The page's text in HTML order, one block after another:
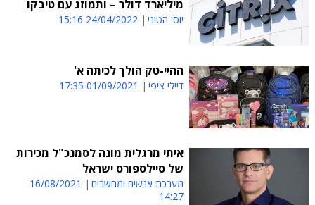
מיליארד דולר – ותמוזג עם טיבקו
יוסי הטוני 24/04/2022 15:16
ההיי-טק הולך לכיתה א'
דיילי ציפי 01/09/2021 17:35
איתי מרגלית מונה לסמנכ"ל מכירות
של סיילספורס ישראל
מערכת אנשים ומחשבים
16/08/2021
14:27